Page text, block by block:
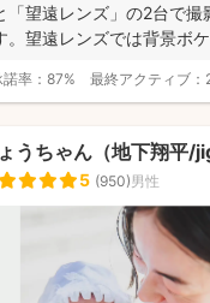
「望遠レンズ」の2台で撮
。望遠レンズでは背景ボ
率： 87% 最終アクティブ：
うちゃん（地下翔平/
5 (950)男性